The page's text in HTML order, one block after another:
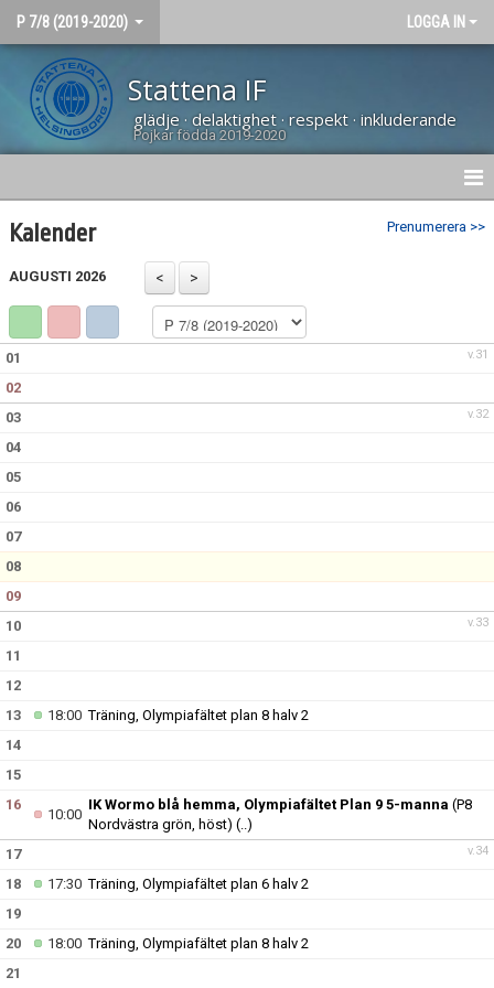
P 7/8 (2019-2020) LOGGA IN
Stattena IF
glädje · delaktighet · respekt · inkluderande
Pojkar födda 2019-2020
HEM
NYHETER
MATCHER
TRUPPEN
DOKUMENT
KONTAKT
Prenumerera >>
Kalender
AUGUSTI 2026
v.31
01
02
v.32
03
04
05
06
07
08
09
v.33
10
11
12
13
18:00Träning, Olympiafältet plan 8 halv 2
14
15
16
10:00
IK Wormo blå hemma, Olympiafältet Plan 9 5-manna (P8
Nordvästra grön, höst) (..)
v.34
17
18
17:30Träning, Olympiafältet plan 6 halv 2
19
20
18:00Träning, Olympiafältet plan 8 halv 2
21